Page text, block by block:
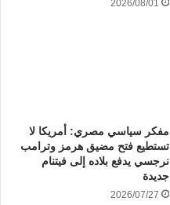
2026/08/01
مفكر سياسي مصري: أمريكا لا
تستطيع فتح مضيق هرمز وترامب
نرجسي يدفع بلاده إلى فيتنام
جديدة
2026/07/27